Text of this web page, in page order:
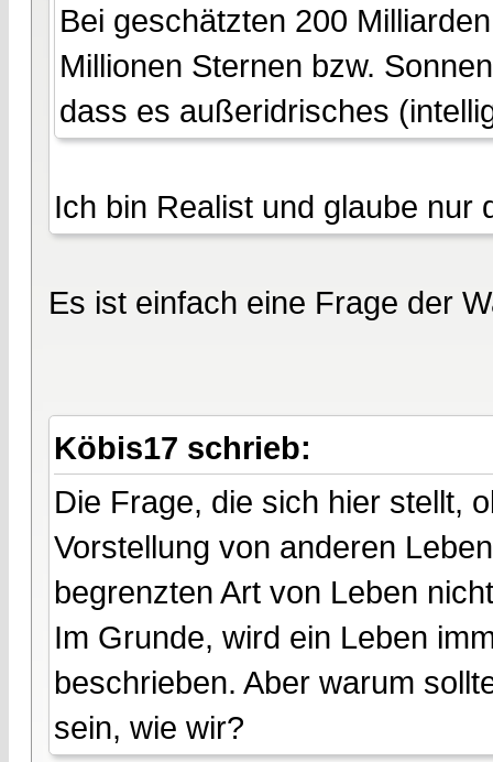
Bei geschätzten 200
Millionen Sternen bzw.
dass es außeridrisches
Ich bin Realist und glaube nur
Es ist einfach eine Frage der
Köbis17 schrieb:
Die Frage, die sich hier stellt,
Vorstellung von anderen
begrenzten Art von Leben
Im Grunde, wird ein Leben
beschrieben. Aber warum
sein, wie wir?